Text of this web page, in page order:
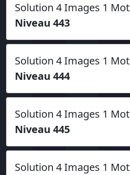
Solution 4 Images 1 Mot
Niveau 443
Solution 4 Images 1 Mot
Niveau 444
Solution 4 Images 1 Mot
Niveau 445
Solution 4 Images 1 Mot